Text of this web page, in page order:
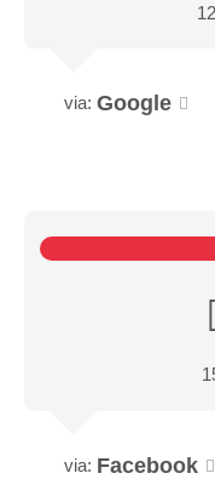
via: Google
via: Facebook